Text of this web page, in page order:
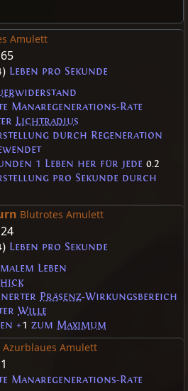
Amulett
Leben pro Sekunde
widerstand
Manaregenerations-Rate
Lichtradius
durch Regeneration
1 Leben her für jede 0.2
pro Sekunde durch
Blutrotes Amulett
Leben pro Sekunde
Leben
Präsenz-Wirkungsbereich
Wille
+1 zum Maximum
Azurblaues Amulett
Manaregenerations-Rate